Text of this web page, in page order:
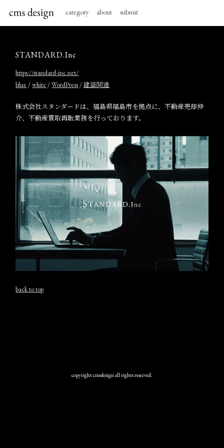
category about submit
STANDARD.Inc
https://standard-inc.net/
blue /white /WordPress /建築関連
株式会社スタンダードは、福島県福島市を拠点に、不動産売却仲
介、不動産買取再販業務を行っております。
back to top
copyright cmsdesign all rights reserved.